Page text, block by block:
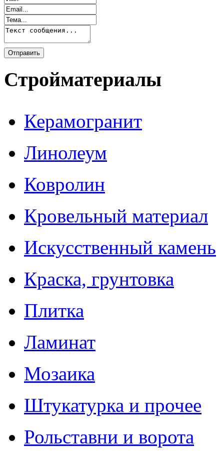
Стройматериалы
Керамогранит
Линолеум
Ковролин
Кровельный материал
Искусственный камень
Краска, грунтовка
Плитка
Ламинат
Мозаика
Штукатурка и прочее
Рольставни и ворота